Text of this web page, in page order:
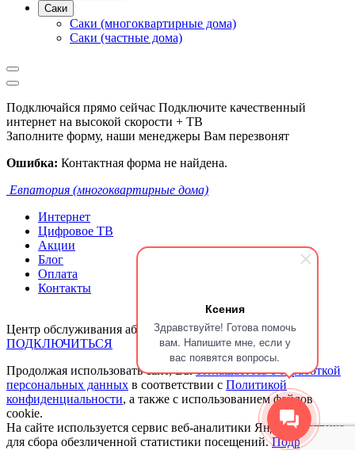
Ксения
Здравствуйте! Готова помочь
вам. Напишите мне, если у
вас появятся вопросы.
Саки
Саки (многоквартирные дома)
Саки (частные дома)
Подключайся прямо сейчас Подключите качественный
интернет на высокой скорости + ТВ
Заполните форму, наши менеджеры Вам перезвонят
Ошибка: Контактная форма не найдена.
Евпатория (многоквартирные дома)
Интернет
Цифровое ТВ
Акции
Блог
Оплата
Контакты
Центр обслуживания абонентов: +7 918 018 55 22
ПОДКЛЮЧИТЬСЯ
Продолжая использовать сайт, Высоглашаетесь с обработкой
персональных данных в соответствии с Политикой
конфиденциальности, а также с использованием файлов
cookie.
На сайте используется сервис веб-аналитики Яндекс.Метрика,
для сбора обезличенной статистики посещений.Подробнее.